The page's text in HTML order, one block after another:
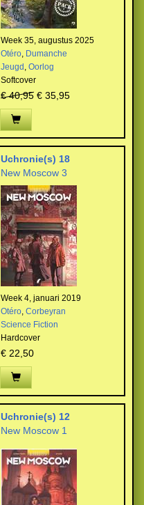
Week 35, augustus 2025
Otéro, Dumanche
Jeugd , Oorlog
Softcover
€ 40,95 € 35,95
Uchronie(s) 18
New Moscow 3
Week 4, januari 2019
Otéro, Corbeyran
Science Fiction
Hardcover
€ 22,50
Uchronie(s) 12
New Moscow 1